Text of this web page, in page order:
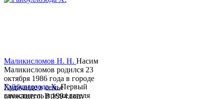
Гайбуллозода Х.Первый
заместитель председателя
Маликисломов Н. Н. Насим
Маликисломов родился 23
октября 1986 года в городе
Худжанде в семье
служащего. В 1994 году